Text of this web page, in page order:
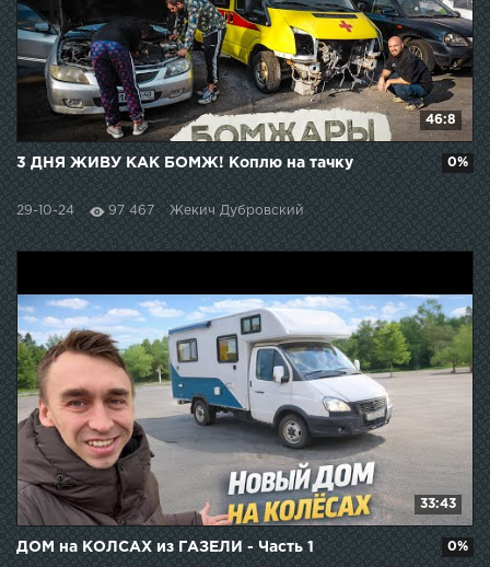
46:8
3 ДНЯ ЖИВУ КАК БОМЖ! Коплю на тачку
29-10-24 97 467 Жекич Дубровский
0%
33:43
ДОМ на КОЛСАХ из ГАЗЕЛИ - Часть 1 0%